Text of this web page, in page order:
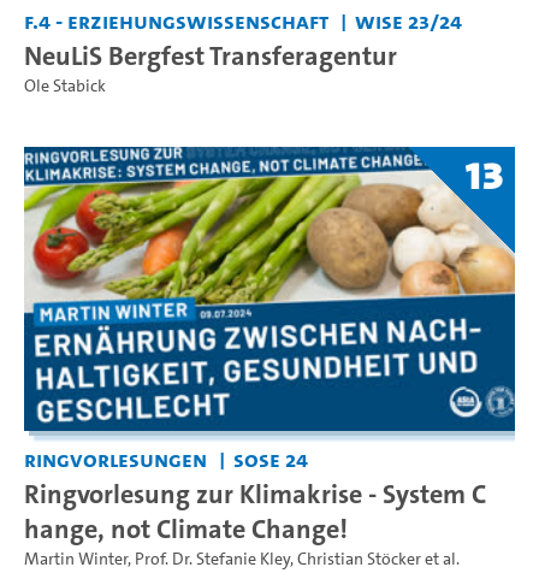
F.4 - Erziehungswissenschaft WiSe 23/24
NeuLiS Bergfest Transferagentur
Ole Stabick
13
Ringvorlesungen SoSe 24
Ringvorlesung zur Klimakrise - System C
hange, not Climate Change!
Martin Winter, Prof. Dr. Stefanie Kley,Christian Stöckeret al.